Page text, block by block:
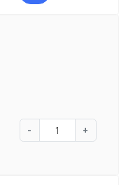
- +